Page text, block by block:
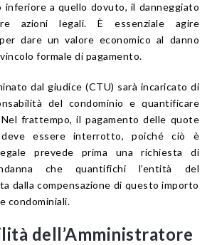
a quello dovuto, il danneggiato
azioni legali. È essenziale agire
dare un valore economico al danno
formale di pagamento.
dal giudice (CTU) sarà incaricato di
del condominio e quantificare
frattempo, il pagamento delle quote
deve essere interrotto, poiché ciò è
legale prevede prima una richiesta di
che quantifichi l’entità del
dalla compensazione di questo importo
condominiali.
dell’Amministratore